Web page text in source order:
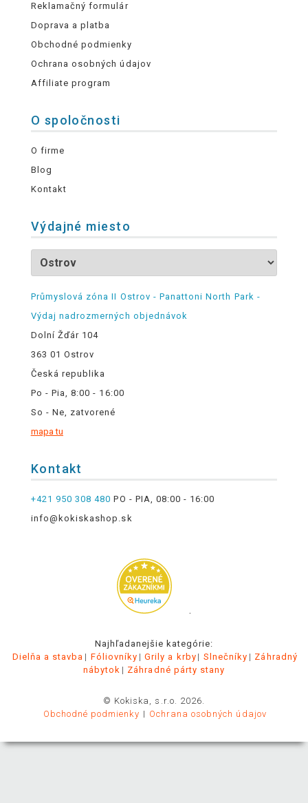
Reklamačný formulár
Doprava a platba
Obchodné podmienky
Ochrana osobných údajov
Affiliate program
O spoločnosti
O firme
Blog
Kontakt
Výdajné miesto
Průmyslová zóna II Ostrov - Panattoni North Park -
Výdaj nadrozmerných objednávok
Dolní Žďár 104
363 01 Ostrov
Česká republika
Po - Pia, 8:00 - 16:00
So - Ne, zatvorené
mapa tu
Kontakt
+421 950 308 480 PO - PIA, 08:00 - 16:00
info@kokiskashop.sk
.
Najhľadanejšie kategórie:
Dielňa a stavba
Fóliovníky Grily a krby Slnečníky
Záhradný
nábytok
Záhradné párty stany
© Kokiska, s.r.o. 2026.
Obchodné podmienky
Ochrana osobných údajov